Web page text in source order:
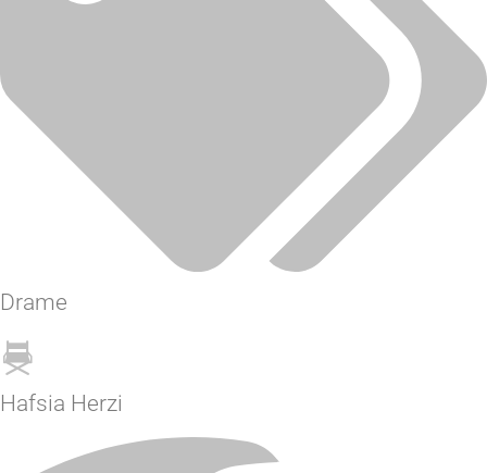
Drame
Hafsia Herzi